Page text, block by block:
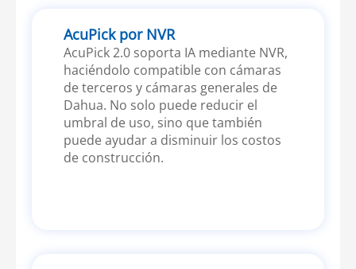
AcuPick por NVR
AcuPick 2.0 soporta IA mediante NVR,
haciéndolo compatible con cámaras
de terceros y cámaras generales de
Dahua. No solo puede reducir el
umbral de uso, sino que también
puede ayudar a disminuir los costos
de construcción.